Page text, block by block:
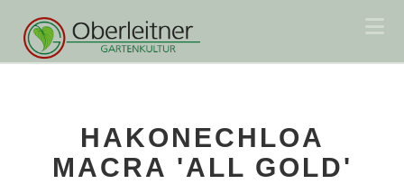
HAKONECHLOA
MACRA 'ALL GOLD'